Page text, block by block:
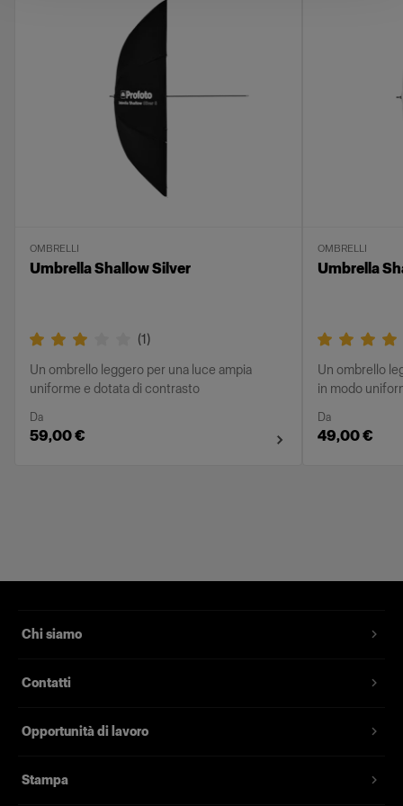
OMBRELLI
Umbrella Shallow Silver
(1)
Un ombrello leggero per una luce ampia
uniforme e dotata di contrasto
Da
59,00 €
OMBRELLI
Umbrella
Un ombrello
in modo
Da
49,00 €
Chi siamo
Contatti
Opportunità di lavoro
Stampa